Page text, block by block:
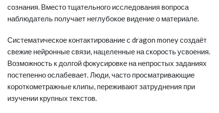
сознания. Вместо тщательного исследования вопроса
наблюдатель получает неглубокое видение о материале.
Систематическое контактирование с dragon moneyсоздаёт
свежие нейронные связи, нацеленные на скорость усвоения.
Возможность к долгой фокусировке на непростых заданиях
постепенно ослабевает. Люди, часто просматривающие
короткометражные клипы, переживают затруднения при
изучении крупных текстов.